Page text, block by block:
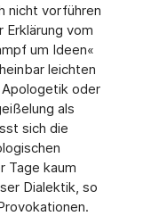
nicht vorführen
Erklärung vom
um Ideen«
leichten
oder
als
sich die
Tage kaum
Dialektik, so